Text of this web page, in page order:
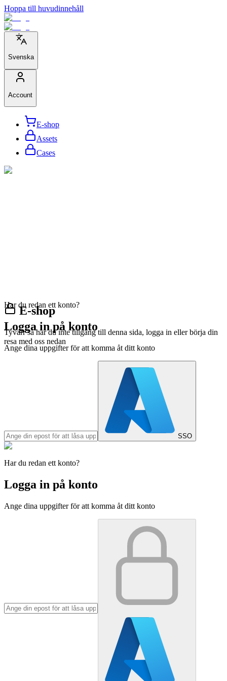
Hoppa till huvudinnehåll
Svenska
Account
E-shop
Assets
Cases
E-shop
Tyvärr så har du inte tillgång till denna sida, logga in eller börja din
resa med oss nedan
Har du redan ett konto?
Logga in på konto
Ange dina uppgifter för att komma åt ditt konto
SSO
Har du redan ett konto?
Logga in på konto
Ange dina uppgifter för att komma åt ditt konto